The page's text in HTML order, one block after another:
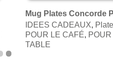
AJOUTER AU PANIER
Mug Plates Concorde
IDEES CADEAUX,
POUR LE CAFÉ,
TABLE